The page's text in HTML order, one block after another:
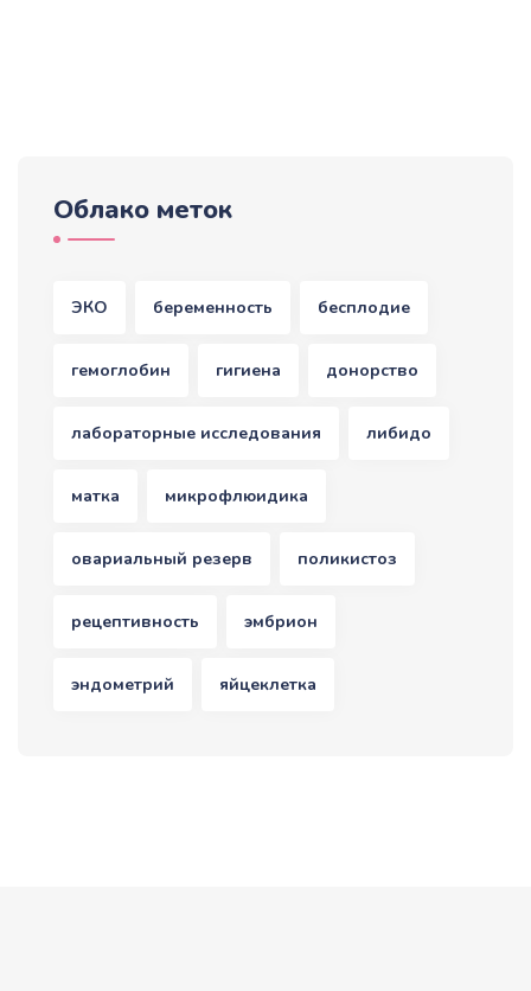
Облако меток
ЭКО беременность бесплодие
гемоглобин гигиена донорство
лабораторные исследования либидо
матка микрофлюидика
овариальный резерв поликистоз
рецептивность эмбрион
эндометрий яйцеклетка